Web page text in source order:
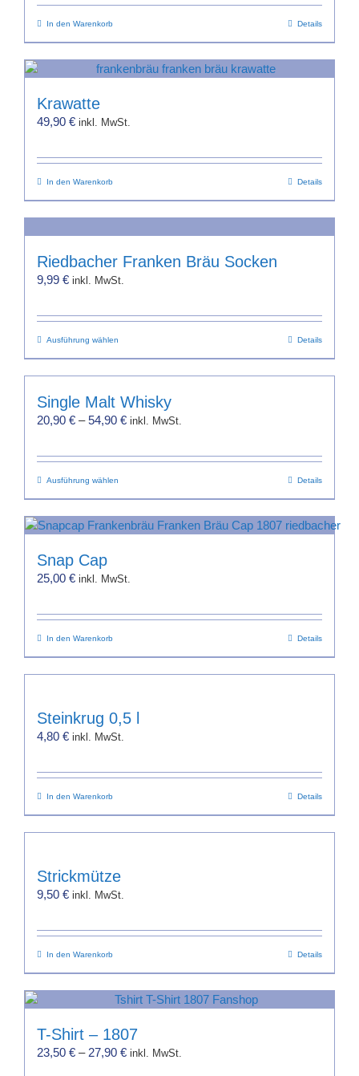
In den Warenkorb Details
Krawatte
49,90 € inkl. MwSt.
In den Warenkorb Details
Riedbacher Franken Bräu Socken
9,99 € inkl. MwSt.
Ausführung wählen
Produkt
weist
mehrere
Varianten
Optionen
auf
der
Produktseite
Details
Single Malt Whisky
20,90 € –54,90 € inkl. MwSt.
Ausführung wählen
Produkt
weist
mehrere
können
der
Produktseite
werden
Details
Snap Cap
25,00 € inkl. MwSt.
In den Warenkorb Details
Steinkrug 0,5 l
4,80 € inkl. MwSt.
In den Warenkorb Details
Strickmütze
9,50 € inkl. MwSt.
In den Warenkorb Details
T-Shirt – 1807
23,50 € – 27,90 € inkl. MwSt.